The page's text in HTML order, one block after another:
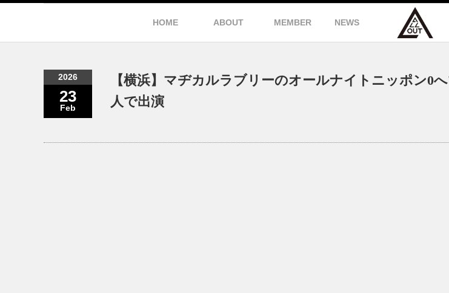
HOME ABOUT MEMBER NEWS
2026
23
Feb
【横浜】マヂカルラブリーのオールナイトニッポン0
人で出演